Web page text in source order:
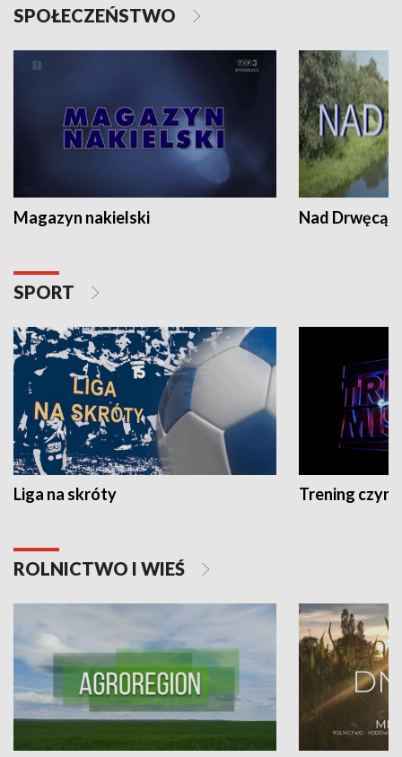
SPOŁECZEŃSTWO
Magazyn nakielski Nad Drwęcą
SPORT
Liga na skróty Trening czyni
ROLNICTWO I WIEŚ